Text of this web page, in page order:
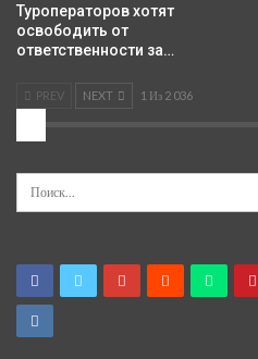
Туроператоров хотят
освободить от
ответственности за…
PREV NEXT 1 Из 2 036